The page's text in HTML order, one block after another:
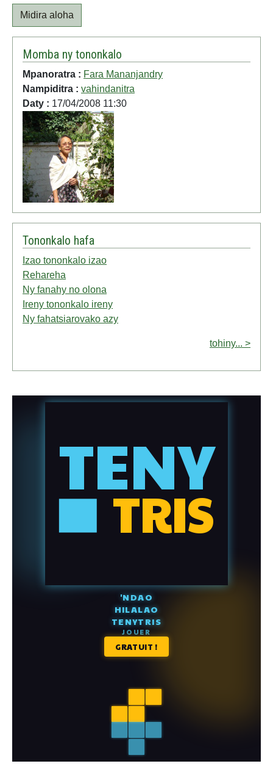
Midira aloha
Momba ny tononkalo
Mpanoratra : Fara Mananjandry
Nampiditra : vahindanitra
Daty : 17/04/2008 11:30
Tononkalo hafa
Izao tononkalo izao
Rehareha
Ny fanahy no olona
Ireny tononkalo ireny
Ny fahatsiarovako azy
tohiny... >